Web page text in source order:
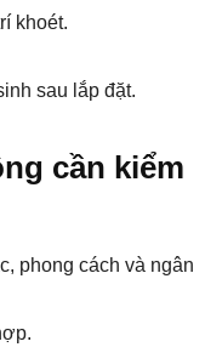
khoét.
sau lắp đặt.
cần kiểm
phong cách và ngân